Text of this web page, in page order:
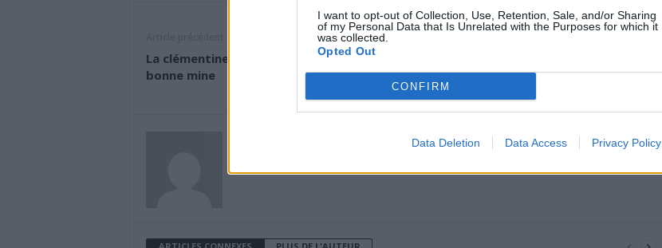
I want to opt-out of Collection, Use, Retention, Sale, and/or Sharing
of my Personal Data that Is Unrelated with the Purposes for which it
was collected.
Opted Out
CONFIRM
Data Deletion Data Access Privacy Policy
La clémentine : votre alliée pour avoir
bonne mine
mortalité des femmes ?